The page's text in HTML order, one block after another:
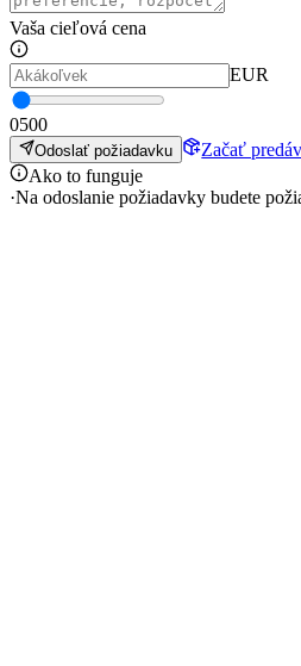
Vaša cieľová cena
EUR
0500
Odoslať požiadavku
Začať
Ako to funguje
·Na odoslanie požiadavky budete